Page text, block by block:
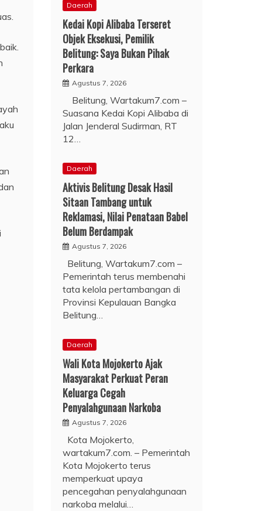
Daerah
Kedai Kopi Alibaba Terseret
Objek Eksekusi, Pemilik
Belitung: Saya Bukan Pihak
Perkara
Agustus 7, 2026
Belitung, Wartakum7.com –
Suasana Kedai Kopi Alibaba di
Jalan Jenderal Sudirman, RT
12…
Daerah
Aktivis Belitung Desak Hasil
Sitaan Tambang untuk
Reklamasi, Nilai Penataan Babel
Belum Berdampak
Agustus 7, 2026
Belitung, Wartakum7.com –
Pemerintah terus membenahi
tata kelola pertambangan di
Provinsi Kepulauan Bangka
Belitung…
Daerah
Wali Kota Mojokerto Ajak
Masyarakat Perkuat Peran
Keluarga Cegah
Penyalahgunaan Narkoba
Agustus 7, 2026
Kota Mojokerto,
wartakum7.com. – Pemerintah
Kota Mojokerto terus
memperkuat upaya
pencegahan penyalahgunaan
narkoba melalui…